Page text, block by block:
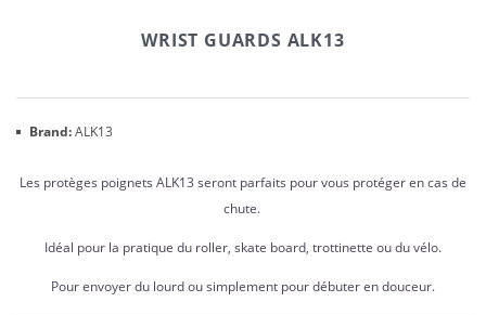
WRIST GUARDS ALK13
Brand:ALK13
Les protèges poignets ALK13 seront parfaits pour vous protéger en cas de
chute.
Idéal pour la pratique du roller, skate board, trottinette ou du vélo.
Pour envoyer du lourd ou simplement pour débuter en douceur.